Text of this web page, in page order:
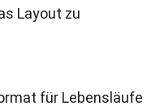
Layout zu
für Lebensläufe